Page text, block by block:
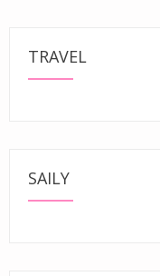
TRAVEL
SAILY